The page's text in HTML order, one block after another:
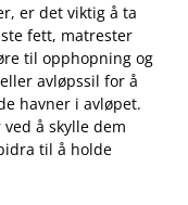
er det viktig å​ ta
fett, matrester
⁤til opphopning ​og
avløpssil for å
‍havner ⁢i avløpet.
å skylle dem
til å holde